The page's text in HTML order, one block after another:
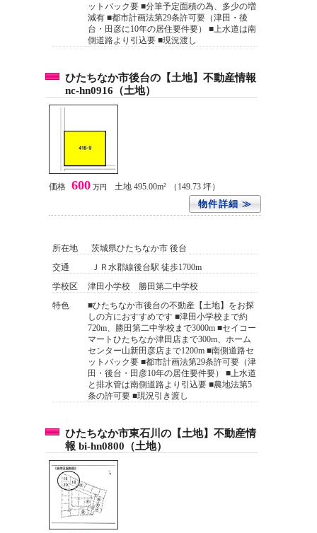
ットバック要 ■分筆予定面積の為、多少の増
減有 ■都市計画法第29条許可要（津田・後
台・田彦に10年の居住要件要） ■上水道は南
側道路より引込要 ■現況渡し
ひたちなか市後台の【土地】不動産情報
nc-hn0916（土地）
価格 600 万円 土地 495.00m² （149.73 坪）
物件詳細 ≫
所在地
茨城県ひたちなか市 後台
交通
ＪＲ水郡線後台駅 徒歩1700m
学校区
津田小学校 勝田第二中学校
特色
■ひたちなか市後台の不動産【土地】をお探
しの方におすすめです ■津田小学校まで約
720m、勝田第二中学校まで3000m ■セイコー
マートひたちなか津田店まで300m、ホーム
センター山新田彦店まで1200m ■南側道路セ
ットバック要 ■都市計画法第29条許可要（津
田・後台・田彦10年の居住要件要） ■上水道
と排水管は南側道路より引込要 ■農地法第5
条の許可要 ■現況引き渡し
ひたちなか市東石川の【土地】不動産情
報 bi-hn0800（土地）